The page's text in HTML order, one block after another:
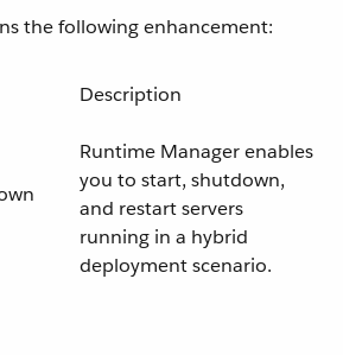
the following enhancement:
Description
Runtime Manager enables
you to start, shutdown,
and restart servers
running in a hybrid
deployment scenario.